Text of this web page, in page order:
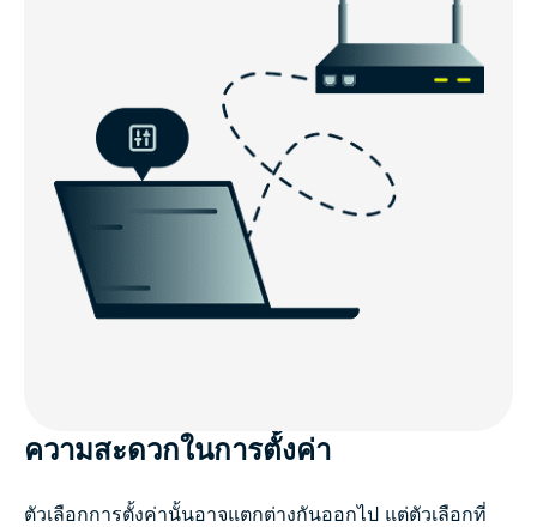
ความสะดวกในการตั้งค่า
ตัวเลือกการตั้งค่านั้นอาจแตกต่างกันออกไป แต่ตัวเลือกที่